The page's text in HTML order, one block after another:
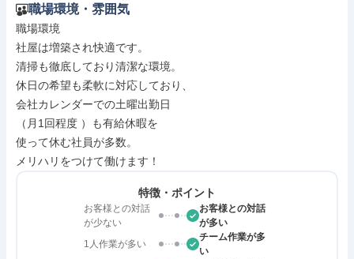
職場環境・雰囲気
職場環境
社屋は増築され快適です。
清掃も徹底しており清潔な環境。
休日の希望も柔軟に対応しており、
会社カレンダーでの土曜出勤日
（月1回程度 ）も有給休暇を
使って休む社員が多数。
メリハリをつけて働けます！
特徴・ポイント
お客様との対話
が少ない
お客様との対話
が多い
1人作業が多い
チーム作業が多
い